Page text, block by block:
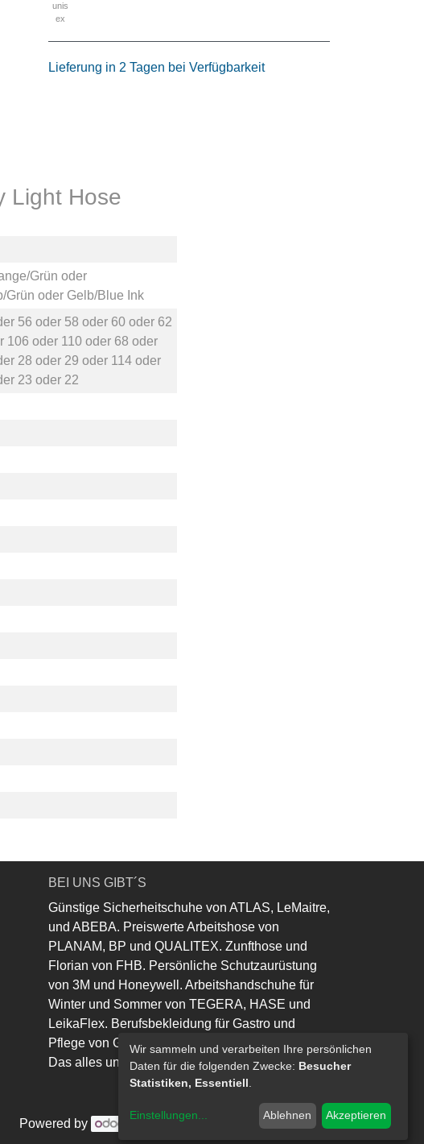
unis
ex
Lieferung in 2 Tagen bei Verfügbarkeit
Light Hose
Grün oder
Grün oder Gelb/Blue Ink
56 oder 58 oder 60oder 62
106 oder 110oder 68 oder
28 oder 29 oder 114oder
23 oder 22
BEI UNS GIBT´S
Günstige Sicherheitschuhe von ATLAS, LeMaitre,
und ABEBA. Preiswerte Arbeitshose von
PLANAM, BP und QUALITEX. Zunfthose und
Florian von FHB. Persönliche Schutzaurüstung
von 3M und Honeywell. Arbeitshandschuhe für
Winter und Sommer von TEGERA, HASE und
LeikaFlex. Berufsbekleidung für Gastro und
Pflege von Greiff und Leiber.
Das alles und noch viel mehr......
Powered by - Die #1Open-Source eCommerce
Wir sammeln und verarbeiten Ihre persönlichen
Daten für die folgenden Zwecke: Besucher
Statistiken, Essentiell
Einstellungen... Ablehnen Akzeptieren